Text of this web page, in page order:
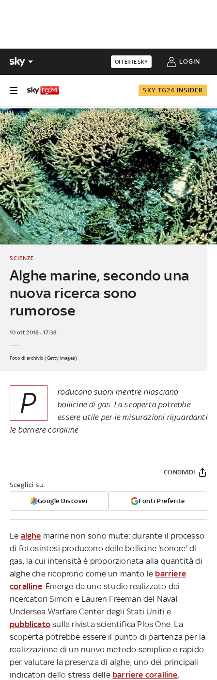
OFFERTE SKY LOGIN
SKY TG24 INSIDER
Alghe marine, secondo una
nuova ricerca sono
rumorose
SCIENZE
10 ott 2018 - 17:38
Foto di archivio (Getty Images)
P
roducono suoni mentre rilasciano
bollicine di gas. La scoperta potrebbe
essere utile per le misurazioni riguardanti
le barriere coralline
Sceglici su:
Google Discover Fonti Preferite
CONDIVIDI
Le alghe marine non sono mute: durante il processo
di fotosintesi producono delle bollicine 'sonore' di
gas, la cui intensità è proporzionata alla quantità di
alghe che ricoprono come un manto le barriere
coralline. Emerge da uno studio realizzato dai
ricercatori Simon e Lauren Freeman del Naval
Undersea Warfare Center degli Stati Uniti e
pubblicato sulla rivista scientifica Plos One. La
scoperta potrebbe essere il punto di partenza per la
realizzazione di un nuovo metodo semplice e rapido
per valutare la presenza di alghe, uno dei principali
indicatori dello stress delle barriere coralline